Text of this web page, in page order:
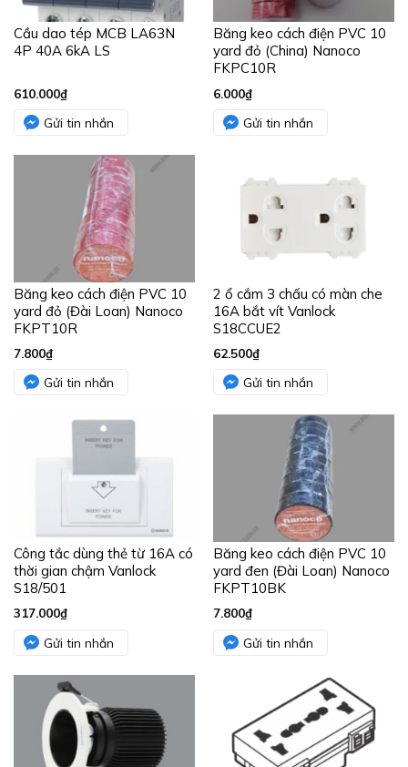
Cầu dao tép MCB LA63N
4P 40A 6kA LS
610.000₫
Gửi tin nhắn
Băng keo cách điện PVC 10
yard đỏ (China) Nanoco
FKPC10R
6.000₫
Gửi tin nhắn
Băng keo cách điện PVC 10
yard đỏ (Đài Loan) Nanoco
FKPT10R
7.800₫
Gửi tin nhắn
2 ổ cắm 3 chấu có màn che
16A bắt vít Vanlock
S18CCUE2
62.500₫
Gửi tin nhắn
Công tắc dùng thẻ từ 16A có
thời gian chậm Vanlock
S18/501
317.000₫
Gửi tin nhắn
Băng keo cách điện PVC 10
yard đen (Đài Loan) Nanoco
FKPT10BK
7.800₫
Gửi tin nhắn